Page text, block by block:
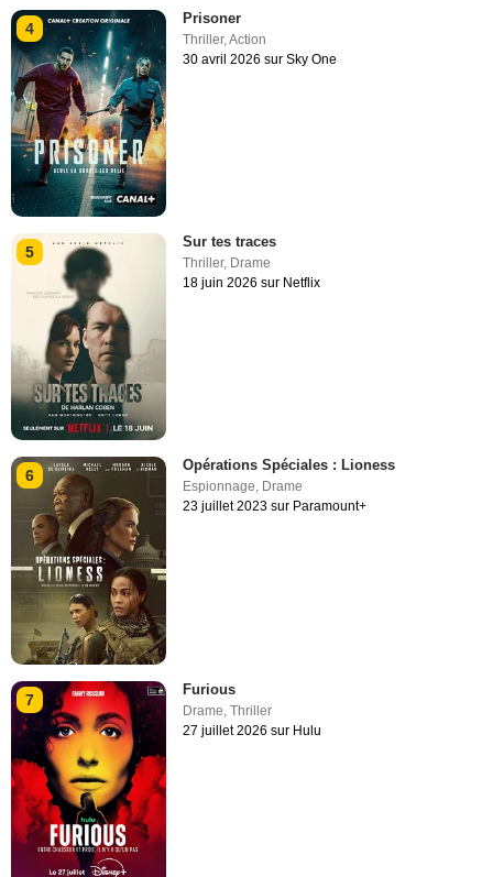
4
Prisoner
Thriller,Action
30 avril 2026 sur Sky One
5
Sur tes traces
Thriller, Drame
18 juin 2026 sur Netflix
6
Opérations Spéciales : Lioness
Espionnage, Drame
23 juillet 2023 sur Paramount+
7
Furious
Drame ,Thriller
27 juillet 2026 sur Hulu